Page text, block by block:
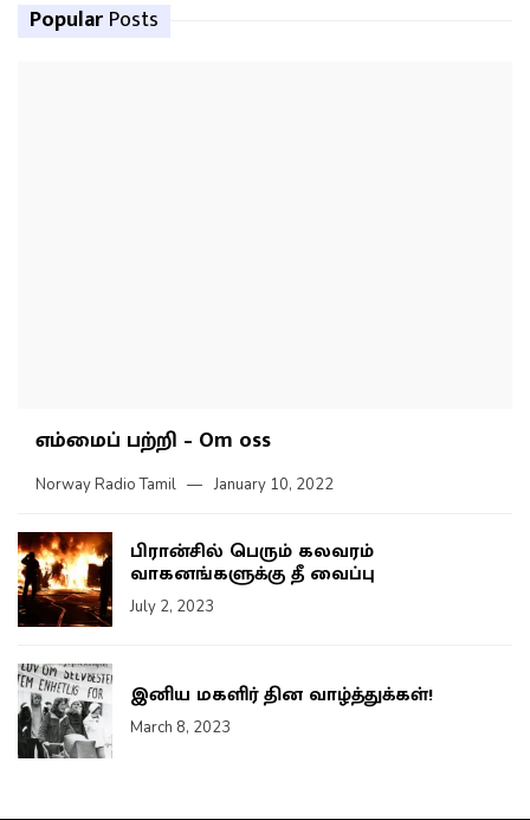
Popular Posts
எம்மைப் பற்றி – Om oss
Norway Radio Tamil January 10, 2022
பிரான்சில் பெரும் கலவரம்
வாகனங்களுக்கு தீ வைப்பு
July 2, 2023
இனிய மகளிர் தின வாழ்த்துக்கள்!
March 8, 2023